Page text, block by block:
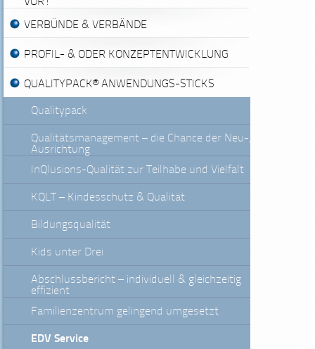
VOR!
VERBÜNDE & VERBÄNDE
PROFIL- & ODER KONZEPTENTWICKLUNG
QUALITYPACK® ANWENDUNGS-STICKS
Qualitypack
Qualitätsmanagement – die Chance der Neu-,
Ausrichtung
InQlusions-Qualität zur Teilhabe und Vielfalt
KQLT – Kindesschutz & Qualität
Bildungsqualität
Kids unter Drei
Abschlussbericht – individuell & gleichzeitig
effizient
Familienzentrum gelingend umgesetzt
EDV Service